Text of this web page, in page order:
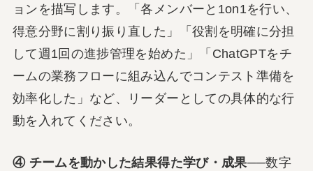
ョンを描写します。「各メンバーと1on1を行い、
得意分野に割り振り直した」「役割を明確に分担
して週1回の進捗管理を始めた」「ChatGPTをチ
ームの業務フローに組み込んでコンテスト準備を
効率化した」など、リーダーとしての具体的な行
動を入れてください。
④ チームを動かした結果得た学び・成果──数字